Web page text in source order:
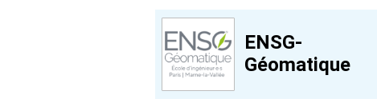
ENSG-
Géomatique